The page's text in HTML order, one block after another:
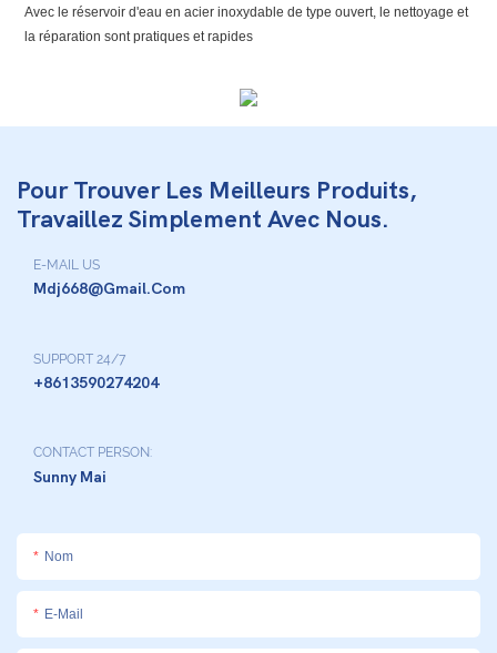
Avec le réservoir d'eau en acier inoxydable de type ouvert, le nettoyage et
la réparation sont pratiques et rapides
Pour Trouver Les Meilleurs Produits,
Travaillez Simplement Avec Nous.
E-MAIL US
Mdj668@gmail.com
SUPPORT 24/7
+8613590274204
CONTACT PERSON:
Sunny Mai
Nom
E-Mail